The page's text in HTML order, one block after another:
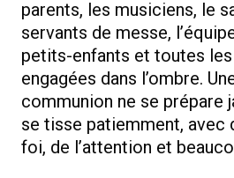
parents, les musiciens, le
servants de messe,
petits-enfants et toutes
engagées dans l’ombre.
communion ne se prépare
se tisse patiemment, avec
foi, de l’attention et